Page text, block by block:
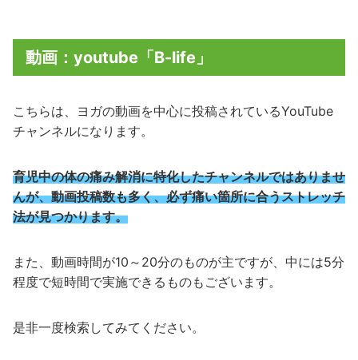
動画：youtube「B-life」
こちらは、ヨガの動画を中心に投稿されているYouTube
チャンネルになります。
育児中の体の痛み解消に特化したチャンネルではありませ
んが、動画投稿数も多く、必ず痛い箇所に合うストレッチ
法が見つかります。
また、動画時間が10～20分のものが主ですが、中には5分
程度で短時間で実施できるものもございます。
是非一度検索してみてください。